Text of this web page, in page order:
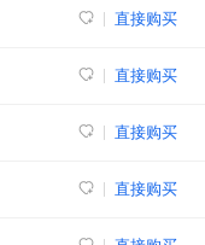
直接购买
直接购买
直接购买
直接购买